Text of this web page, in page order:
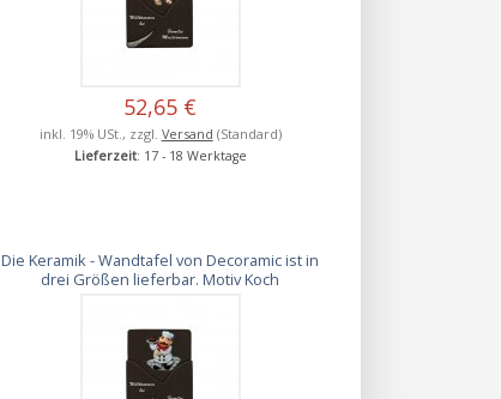
52,65 €
inkl. 19% USt., zzgl. Versand (Standard)
Lieferzeit: 17 - 18 Werktage
Die Keramik - Wandtafel von Decoramic ist in
drei Größen lieferbar. Motiv Koch